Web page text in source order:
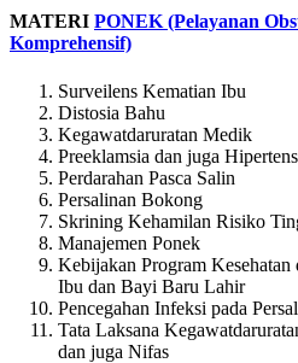
MATERI PONEK (Pelayanan
Komprehensif)
Surveilens Kematian Ibu
Distosia Bahu
Kegawatdaruratan Medik
Preeklamsia dan juga
Perdarahan Pasca Salin
Persalinan Bokong
Skrining Kehamilan Risiko
Manajemen Ponek
Kebijakan Program
Ibu dan Bayi Baru Lahir
Pencegahan Infeksi pada
Tata Laksana
dan juga Nifas